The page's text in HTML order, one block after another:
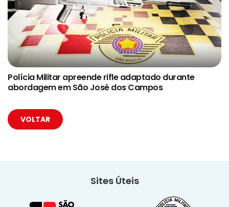
Polícia Militar apreende rifle adaptado durante
abordagem em São José dos Campos
VOLTAR
Sites Úteis